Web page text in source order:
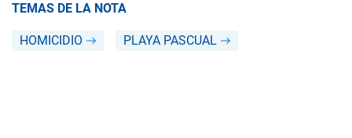
TEMAS DE LA NOTA
HOMICIDIO PLAYA PASCUAL